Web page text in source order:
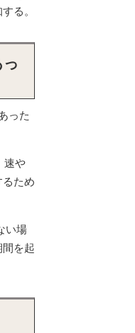
る。
った
速や
ため
い場
を起